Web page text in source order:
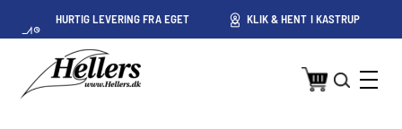
HURTIG LEVERING FRA EGET
LAGER I KASTRUP
KLIK & HENT I KASTRUP